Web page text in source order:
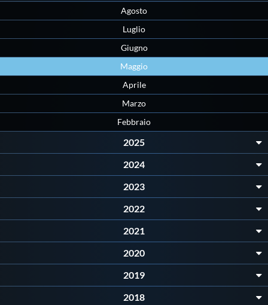
Master
Formazione
GUG
Scuole Nuoto
Area Legislativa
Agosto
Luglio
Giugno
Maggio
Aprile
Marzo
Febbraio
2025
2024
2023
2022
2021
2020
2019
2018